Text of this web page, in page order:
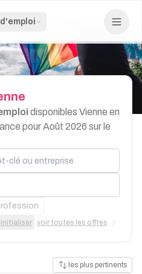
disponibles Vienne en
pour Août 2026 sur le
ou entreprise
voir toutes les offres
les plus pertinents